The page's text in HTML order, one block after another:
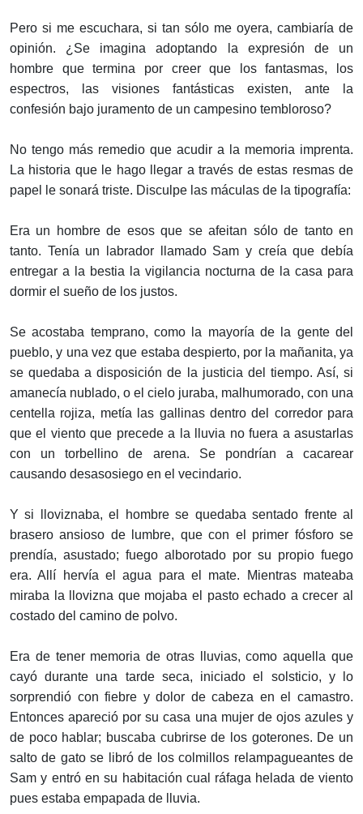
Pero si me escuchara, si tan sólo me oyera, cambiaría de
opinión. ¿Se imagina adoptando la expresión de un
hombre que termina por creer que los fantasmas, los
espectros, las visiones fantásticas existen, ante la
confesión bajo juramento de un campesino tembloroso?
No tengo más remedio que acudir a la memoria imprenta.
La historia que le hago llegar a través de estas resmas de
papel le sonará triste. Disculpe las máculas de la tipografía:
Era un hombre de esos que se afeitan sólo de tanto en
tanto. Tenía un labrador llamado Sam y creía que debía
entregar a la bestia la vigilancia nocturna de la casa para
dormir el sueño de los justos.
Se acostaba temprano, como la mayoría de la gente del
pueblo, y una vez que estaba despierto, por la mañanita, ya
se quedaba a disposición de la justicia del tiempo. Así, si
amanecía nublado, o el cielo juraba, malhumorado, con una
centella rojiza, metía las gallinas dentro del corredor para
que el viento que precede a la lluvia no fuera a asustarlas
con un torbellino de arena. Se pondrían a cacarear
causando desasosiego en el vecindario.
Y si lloviznaba, el hombre se quedaba sentado frente al
brasero ansioso de lumbre, que con el primer fósforo se
prendía, asustado; fuego alborotado por su propio fuego
era. Allí hervía el agua para el mate. Mientras mateaba
miraba la llovizna que mojaba el pasto echado a crecer al
costado del camino de polvo.
Era de tener memoria de otras lluvias, como aquella que
cayó durante una tarde seca, iniciado el solsticio, y lo
sorprendió con fiebre y dolor de cabeza en el camastro.
Entonces apareció por su casa una mujer de ojos azules y
de poco hablar; buscaba cubrirse de los goterones. De un
salto de gato se libró de los colmillos relampagueantes de
Sam y entró en su habitación cual ráfaga helada de viento
pues estaba empapada de lluvia.